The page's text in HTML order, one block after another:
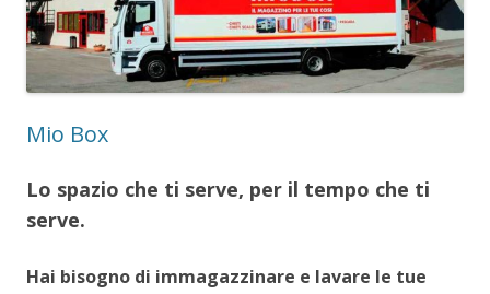
Mio Box
Lo spazio che ti serve, per il tempo che ti
serve.
Hai bisogno di immagazzinare e lavare le tue